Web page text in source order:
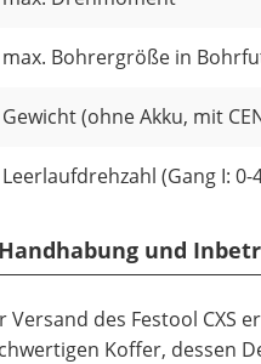
max. Bohrergröße in
Gewicht (ohne Akku, mit
Leerlaufdrehzahl (Gang I: 0-
und
Versand des Festool CXS
Koffer, dessen